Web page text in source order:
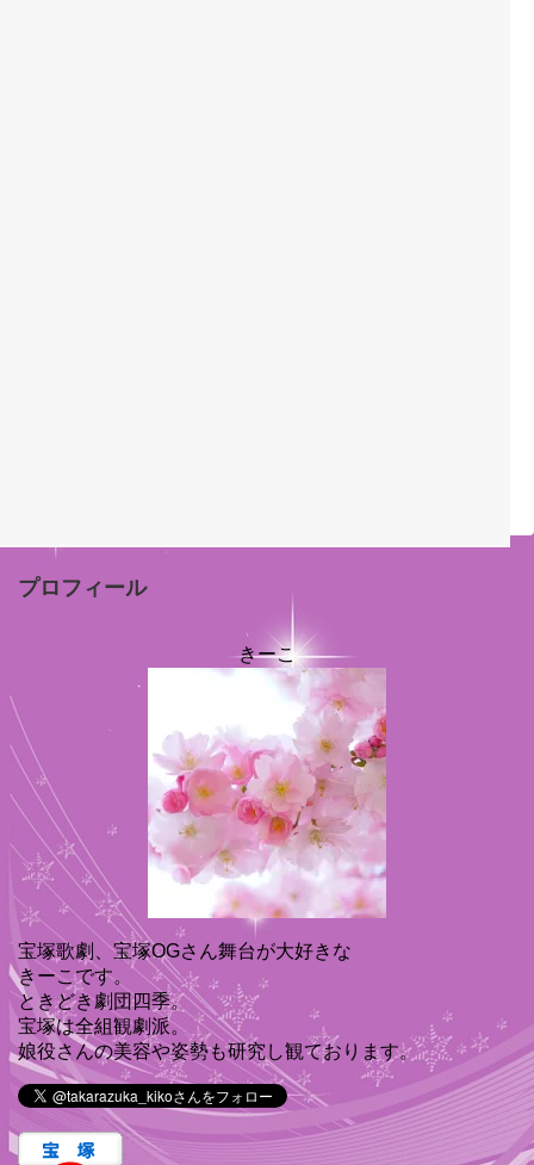
プロフィール
きーこ
宝塚歌劇、宝塚OGさん舞台が大好きな
きーこです。
ときどき劇団四季。
宝塚は全組観劇派。
娘役さんの美容や姿勢も研究し観ております。